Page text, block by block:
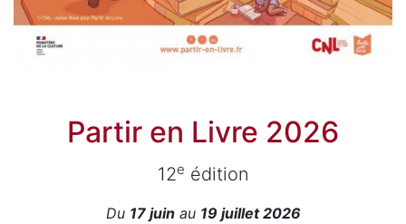
Partir en Livre 2026
12e édition
Du 17 juinau 19 juillet 2026